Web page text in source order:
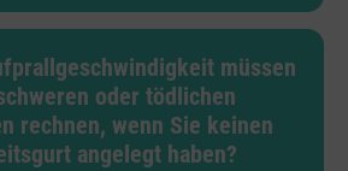
müssen
oder tödlichen
rechnen, wenn Sie keinen
angelegt haben?